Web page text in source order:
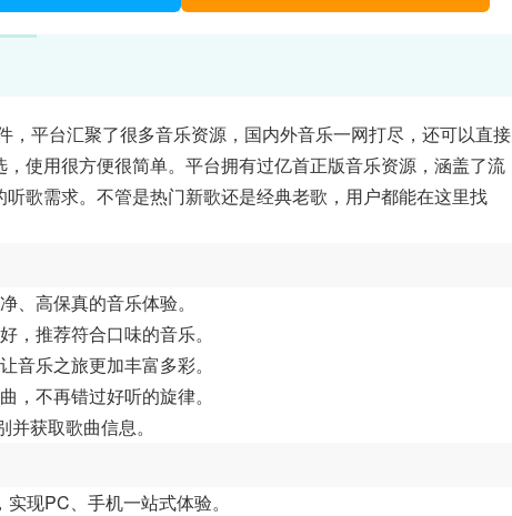
，平台汇聚了很多音乐资源，国内外音乐一网打尽，还可以直接
使用很方便很简单。平台拥有过亿首正版音乐资源，涵盖了流
歌需求。不管是热门新歌还是经典老歌，用户都能在这里找
、高保真的音乐体验。
，推荐符合口味的音乐。
音乐之旅更加丰富多彩。
，不再错过好听的旋律。
获取歌曲信息。
现PC、手机一站式体验。